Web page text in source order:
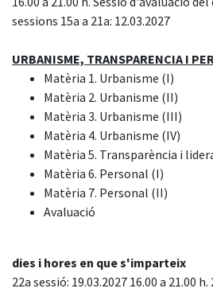
sessions 15a a 21a: 12.03.2027
URBANISME, TRANSPARENCIA I
Matèria 1. Urbanisme (I)
Matèria 2. Urbanisme (II)
Matèria 3. Urbanisme (III)
Matèria 4. Urbanisme (IV)
Matèria 5. Transparència i
Matèria 6. Personal (I)
Matèria 7. Personal (II)
Avaluació
dies i hores en que s'imparteix
22a sessió: 19.03.2027 16.00 a 21.00